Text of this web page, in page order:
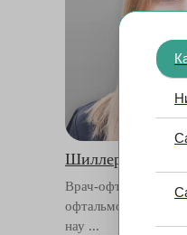
Шиллер
Врач-офтальмолог
офтальмохирург,
нау ...